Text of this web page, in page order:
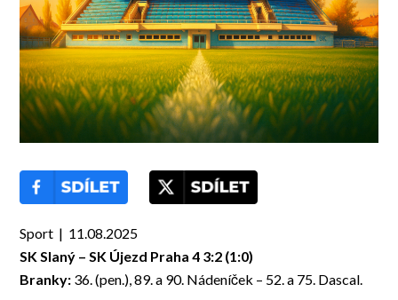
Sport | 11.08.2025
SK Slaný – SK Újezd Praha 4 3:2 (1:0)
Branky: 36. (pen.), 89. a 90. Nádeníček – 52. a 75. Dascal.